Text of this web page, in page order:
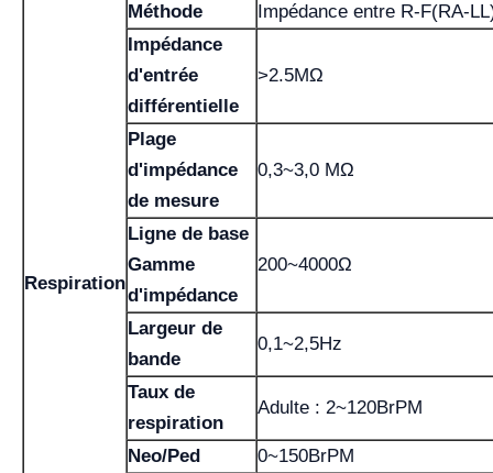
Respiration
Méthode
Impédance entre R-F(RA-
Impédance
d'entrée
différentielle
>2.5MΩ
Plage
d'impédance
de mesure
0,3~3,0 MΩ
Ligne de base
Gamme
d'impédance
200~4000Ω
Largeur de
bande
0,1~2,5Hz
Taux de
respiration
Adulte : 2~120BrPM
Neo/Ped
0~150BrPM